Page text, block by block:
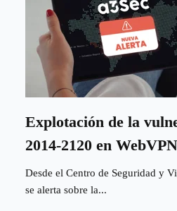
Explotación de la
2014-2120 en
Desde el Centro de Seguridad y
se alerta sobre la...